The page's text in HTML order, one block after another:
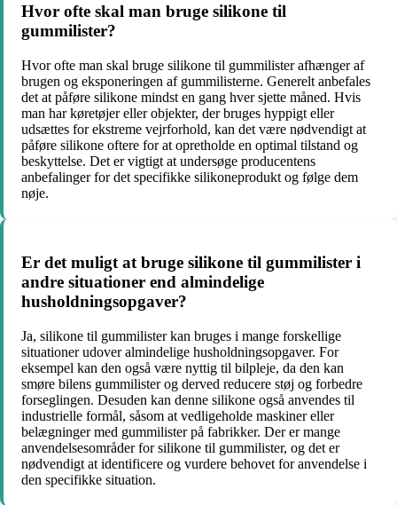
Hvor ofte skal man bruge silikone til
gummilister?
Hvor ofte man skal bruge silikone til gummilister afhænger af
brugen og eksponeringen af gummilisterne. Generelt anbefales
det at påføre silikone mindst en gang hver sjette måned. Hvis
man har køretøjer eller objekter, der bruges hyppigt eller
udsættes for ekstreme vejrforhold, kan det være nødvendigt at
påføre silikone oftere for at opretholde en optimal tilstand og
beskyttelse. Det er vigtigt at undersøge producentens
anbefalinger for det specifikke silikoneprodukt og følge dem
nøje.
Er det muligt at bruge silikone til gummilister i
andre situationer end almindelige
husholdningsopgaver?
Ja, silikone til gummilister kan bruges i mange forskellige
situationer udover almindelige husholdningsopgaver. For
eksempel kan den også være nyttig til bilpleje, da den kan
smøre bilens gummilister og derved reducere støj og forbedre
forseglingen. Desuden kan denne silikone også anvendes til
industrielle formål, såsom at vedligeholde maskiner eller
belægninger med gummilister på fabrikker. Der er mange
anvendelsesområder for silikone til gummilister, og det er
nødvendigt at identificere og vurdere behovet for anvendelse i
den specifikke situation.